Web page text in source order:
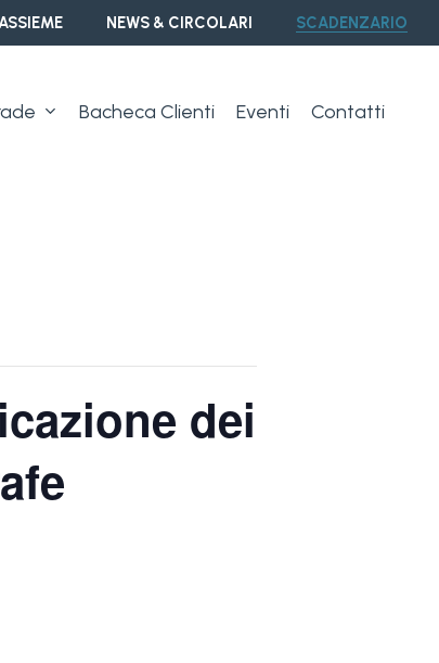
NEWS & CIRCOLARI SCADENZARIO
Bacheca Clienti Eventi Contatti
dei